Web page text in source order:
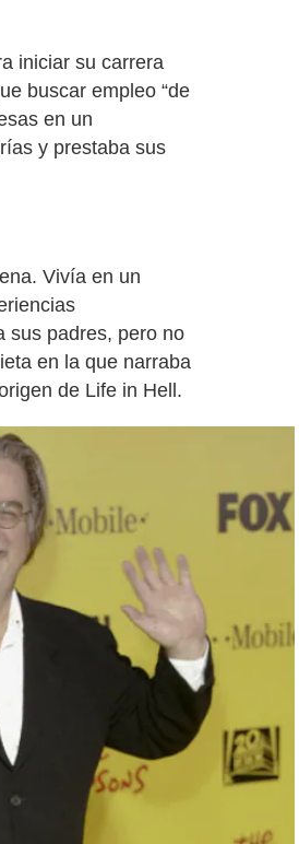
iniciar su carrera
buscar empleo “de
en un
y prestaba sus
Vivía en un
sus padres, pero no
en la que narraba
de Life in Hell.